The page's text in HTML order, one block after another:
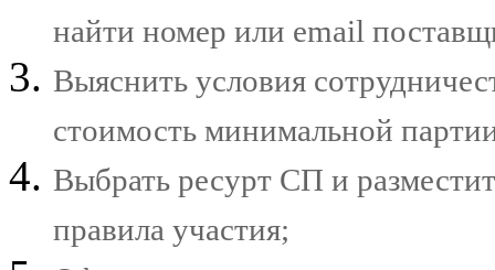
найти номер или email
Выяснить условия
стоимость минимальной
Выбрать ресурт СП и
правила участия;